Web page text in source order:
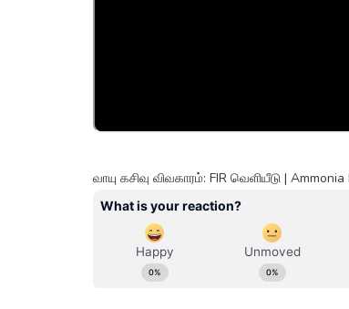
வாயு கசிவு விவகாரம்: FIR வெளியீடு |